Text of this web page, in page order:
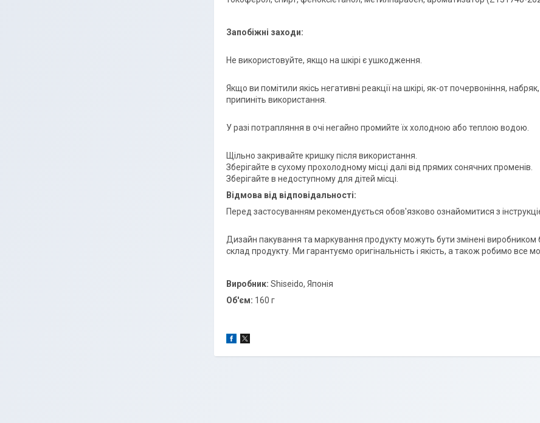
Запобіжні заходи:
Не використовуйте, якщо на шкірі є ушкодження.
Якщо ви помітили якісь негативні реакції на шкірі, як-от почервоніння,
припиніть використання.
У разі потрапляння в очі негайно промийте їх холодною або теплою водою.
Щільно закривайте кришку після використання.
Зберігайте в сухому прохолодному місці далі від прямих сонячних променів.
Зберігайте в недоступному для дітей місці.
Відмова від відповідальності:
Перед застосуванням рекомендується обов'язково ознайомитися з
Дизайн пакування та маркування продукту можуть бути змінені виробником
склад продукту. Ми гарантуємо оригінальність і якість, а також робимо все
Виробник: Shiseido, Японія
Об'єм: 160 г